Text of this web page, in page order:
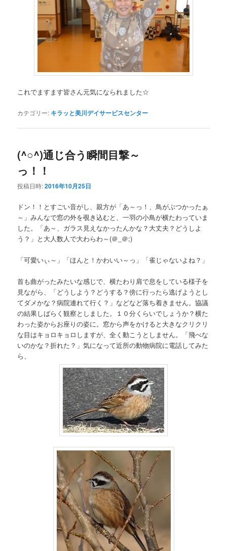
これでますます皆さん元気になられました☆
カテゴリー: キラッと美川デイサービスセンター
(^○^)通じ合う瞬間目撃～
っ！！
投稿日時:2016年10月25日
ドン！！とすごい音がし、親方が「あ～っ！、鳥がぶつかったぁ
～」みんなで窓の外を覗き込むと、一羽の小鳥が横たわっていま
した。「あ～、ガラス見えなかったんかな？大丈夫？どうしよ
う？」と大人数人で大わらわ～(＠_＠;)
「可愛いぃ～」「ほんと！かわいい～っ」「雀じゃないよね？」
首も曲がったみたいな感じで、横たわり肩で息をしている様子を
見ながら、「どうしよう？どうする？傍に行ったら逃げようとし
てダメかな？病院連れて行く？」などなど落ち着きません。協議
の結果しばらく観察としました。１０分くらいでしょうか？横た
わった姿からお座りの姿に。窓から声をかけると大きなクリクリ
な目はキョロキョロしますが、全く動こうとしません。「飛べな
いのかな？折れた？」気になって近所の動物病院に電話してみた
ら、